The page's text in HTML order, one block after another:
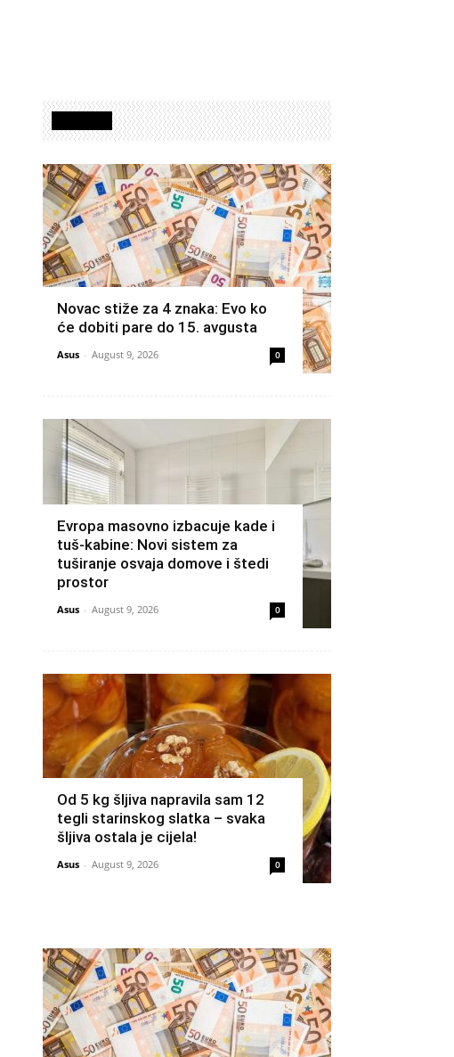
Novac stiže za 4 znaka: Evo ko
će dobiti pare do 15. avgusta
Asus - August 9, 2026 0
Evropa masovno izbacuje kade i
tuš-kabine: Novi sistem za
tuširanje osvaja domove i štedi
prostor
Asus - August 9, 2026 0
Od 5 kg šljiva napravila sam 12
tegli starinskog slatka – svaka
šljiva ostala je cijela!
Asus - August 9, 2026 0